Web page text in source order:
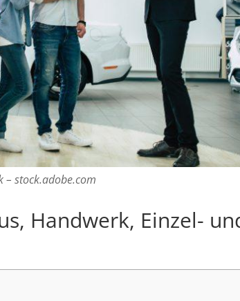
– stock.adobe.com
Handwerk, Einzel-